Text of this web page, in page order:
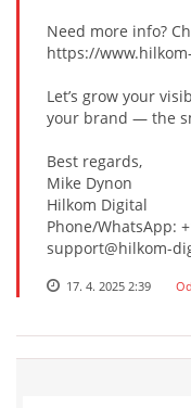
KREATIVNÍ OVOCNÉ
RECENZE NA KNIHY
RECENZE NA HRAČKY
MIKULÁŠSKÁ NADÍLKA
Need more info?
https://
Let’s grow your
your brand — the
Best regards,
Mike Dynon
Hilkom Digital
Phone/WhatsApp:
support@hilkom-
17. 4. 2025 2:39